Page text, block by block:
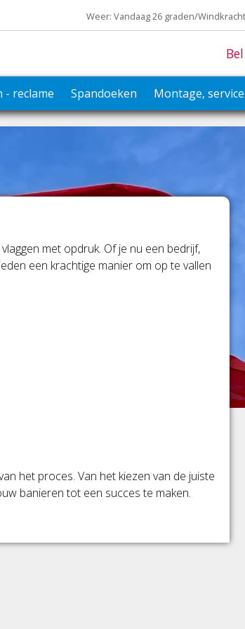
Weer: Vandaag 26 graden/
- reclame Spandoeken Montage,
met opdruk. Of je nu een bedrijf,
een krachtige manier om op te vallen
het proces. Van het kiezen van de juiste
banieren tot een succes te maken.